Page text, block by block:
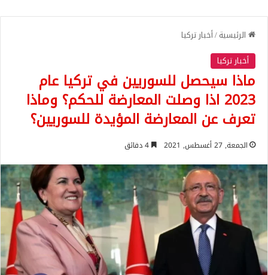
الرئيسية/أخبار تركيا
أخبار تركيا
ماذا سيحصل للسوريين في تركيا عام
2023 اذا وصلت المعارضة للحكم؟ وماذا
تعرف عن المعارضة المؤيدة للسوريين؟
الجمعة, 27 أغسطس, 2021